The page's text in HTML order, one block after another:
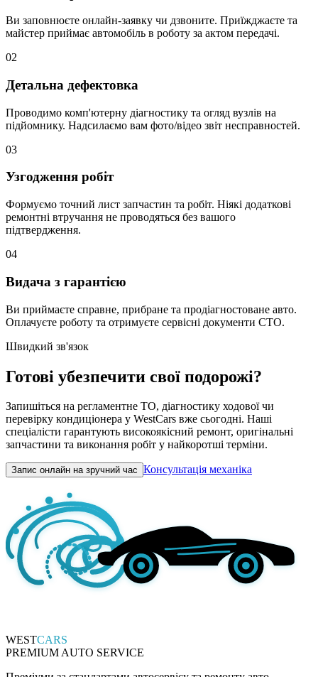
Ви заповнюєте онлайн-заявку чи дзвоните. Приїжджаєте та
майстер приймає автомобіль в роботу за актом передачі.
02
Детальна дефектовка
Проводимо комп'ютерну діагностику та огляд вузлів на
підйомнику. Надсилаємо вам фото/відео звіт несправностей.
03
Узгодження робіт
Формуємо точний лист запчастин та робіт. Ніякі додаткові
ремонтні втручання не проводяться без вашого
підтвердження.
04
Видача з гарантією
Ви приймаєте справне, прибране та продіагностоване авто.
Оплачуєте роботу та отримуєте сервісні документи СТО.
Швидкий зв'язок
Готові убезпечити свої подорожі?
Запишіться на регламентне ТО, діагностику ходової чи
перевірку кондиціонера у WestCars вже сьогодні. Наші
спеціалісти гарантують високоякісний ремонт, оригінальні
запчастини та виконання робіт у найкоротші терміни.
Запис онлайн на зручний час Консультація механіка
WESTCARS
PREMIUM AUTO SERVICE